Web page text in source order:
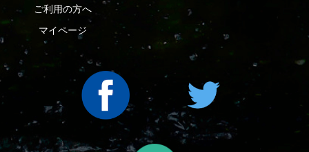
利用規約 有料会員利用規約 お問い合わせ
プライバ
シーについて
特定商取引法に基づく表示｜ 運営会社｜インプレスグル
ープ